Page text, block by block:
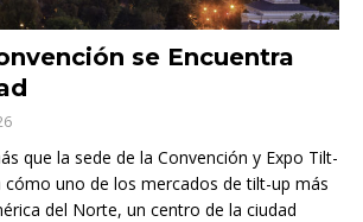
se Encuentra
que la sede de la Convención y Expo Tilt-
cómo uno de los mercados de tilt-up más
del Norte, un centro de la ciudad